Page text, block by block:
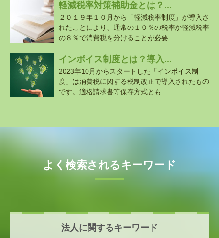
軽減税率対策補助金とは？...
２０１９年１０月から「軽減税率制度」が導入さ
れたことにより、通常の１０％の税率か軽減税率
の８％で消費税を分けることが必要...
インボイス制度とは？導入...
2023年10月からスタートした「インボイス制
度」は消費税に関する税制改正で導入されたもの
です。適格請求書等保存方式とも...
よく検索されるキーワード
法人に関するキーワード